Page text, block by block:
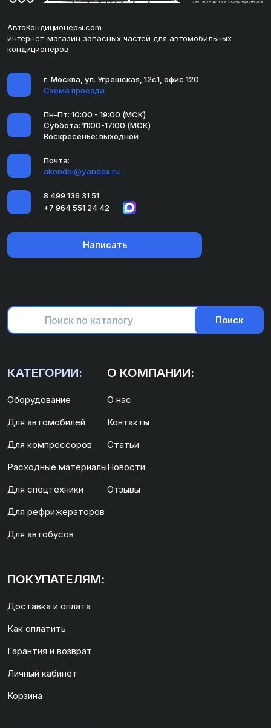
АвтоКондиционеры.com —
интернет-магазин запасных частей для автомобильных
кондиционеров
г. Москва, ул. Угрешская, 12с1, офис 120
Схема проезда
Пн-Пт: 10:00 - 19:00 (МСК)
Суббота: 11:00-17:00 (МСК)
Воскресенье: выходной
Почта:
akondei@yandex.ru
8 499 136 31 51
+7 964 551 24 42
Написать
Поиск
КАТЕГОРИИ:
Оборудование
Для автомобилей
Для компрессоров
Расходные материалы
Для спецтехники
Для рефрижераторов
Для автобусов
О КОМПАНИИ:
О нас
Контакты
Статьи
Новости
Отзывы
ПОКУПАТЕЛЯМ:
Доставка и оплата
Как оплатить
Гарантия и возврат
Личный кабинет
Корзина